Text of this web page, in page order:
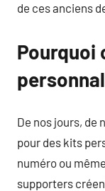
de ces anciens
Pourquoi
De nos jours, de
pour des kits
numéro ou
supporters